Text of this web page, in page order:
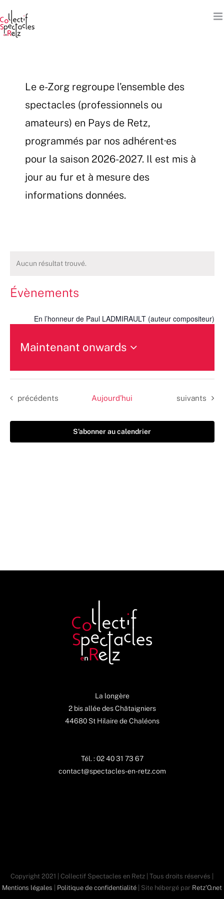
au
contenu
Le e-Zorg regroupe l’ensemble des
spectacles (professionnels ou
amateurs) en Pays de Retz,
programmés par nos adhérent·es
pour la saison 2026-2027. Il est mis à
jour au fur et à mesure des
informations données.
Aucun résultat trouvé.
Évènements
En l’honneur de Paul LADMIRAULT (auteur compositeur)
Maintenant onwards
une
date.
Évènements
précédents Aujourd’hui Évènements
suivants
S’abonner au calendrier
La longère
2 bis allée des Châtaigniers
44680 St Hilaire de Chaléons
Tél. : 02 40 31 73 67
contact@spectacles-en-retz.com
Copyright 2021 | Collectif Spectacles en Retz | Tous droits réservés |
Mentions légales
Politique de confidentialité | Site hébergé par Retz'O.net